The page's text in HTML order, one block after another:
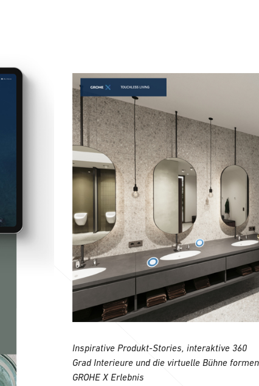
Inspirative Produkt-Stories, interaktive 360
Grad Interieure und die virtuelle Bühne
GROHE X Erlebnis